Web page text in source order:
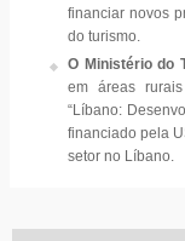
financiar novos
do turismo.
O Ministério do
em áreas
“Líbano:
financiado pela
setor no Líbano.